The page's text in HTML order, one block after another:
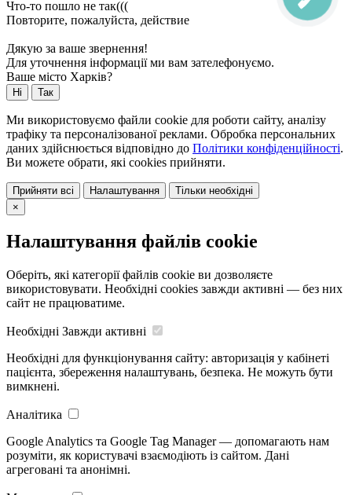
Что-то пошло не так(((
Повторите, пожалуйста, действие
Дякую за ваше звернення!
Для уточнення інформації ми вам зателефонуємо.
Ваше місто Харків?
Ні Так
Ми використовуємо файли cookie для роботи сайту, аналізу
трафіку та персоналізованої реклами. Обробка персональних
даних здійснюється відповідно до Політики конфіденційності.
Ви можете обрати, які cookies прийняти.
Прийняти всі Налаштування
Тільки необхідні
×
Налаштування файлів cookie
Оберіть, які категорії файлів cookie ви дозволяєте
використовувати. Необхідні cookies завжди активні — без них
сайт не працюватиме.
Необхідні Завжди активні
Необхідні для функціонування сайту: авторизація у кабінеті
пацієнта, збереження налаштувань, безпека. Не можуть бути
вимкнені.
Аналітика
Google Analytics та Google Tag Manager — допомагають нам
розуміти, як користувачі взаємодіють із сайтом. Дані
агреговані та анонімні.